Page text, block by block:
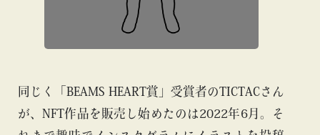
同じく「BEAMS HEART賞」受賞者のTICTACさん
が、NFT作品を販売し始めたのは2022年6月。そ